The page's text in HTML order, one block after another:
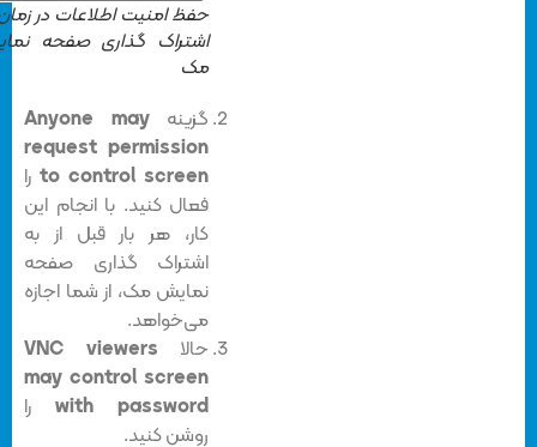
حفظ امنیت اطلاعات در زمان به
اشتراک گذاری صفحه نمایش
گزینهAnyone may
request permission
to control screenرا
فعال کنید. با انجام این
کار، هر بار قبل از به
اشتراک گذاری صفحه
نمایش مک، از شما اجازه
می‌خواهد.
حالا
VNC viewers
may control screen
with passwordرا
روشن کنید.